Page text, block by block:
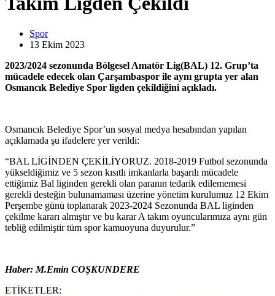
Spor
13 Ekim 2023
2023/2024 sezonunda Bölgesel Amatör Lig(BAL) 12. Grup’ta
mücadele edecek olan Çarşambaspor ile aynı grupta yer alan
Osmancık Belediye Spor ligden çekildiğini açıkladı.
Osmancık Belediye Spor’un sosyal medya hesabından yapılan
açıklamada şu ifadelere yer verildi:
“BAL LİGİNDEN ÇEKİLİYORUZ. 2018-2019 Futbol sezonunda
yükseldiğimiz ve 5 sezon kısıtlı imkanlarla başarılı mücadele
ettiğimiz Bal liginden gerekli olan paranın tedarik edilememesi
gerekli desteğin bulunamaması üzerine yönetim kurulumuz 12 Ekim
Perşembe günü toplanarak 2023-2024 Sezonunda BAL liginden
çekilme kararı almıştır ve bu karar A takım oyuncularımıza aynı gün
tebliğ edilmiştir tüm spor kamuoyuna duyurulur.”
Haber: M.Emin COŞKUNDERE
ETİKETLER: